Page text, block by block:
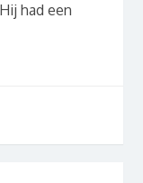
had een